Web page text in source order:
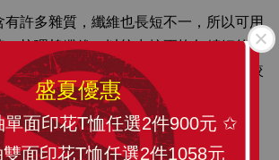
盛夏優惠
面印花T恤任選2件900元 ✩
面印花T恤任選2件1058元
加入購物車
許多雜質，纖維也長短不一，所以可用
梳理棉纖維，以紡出較更均勻精細的精
成的衣服在質感、耐洗與耐用度都有較
次洗滌不易起毛球，不易掉棉絮。
圖像精心印刷，將 SLANT TEE穿